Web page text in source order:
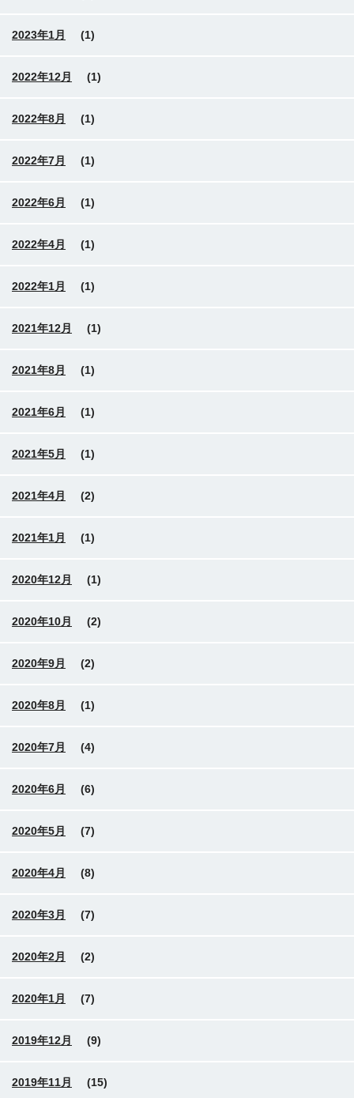
2023年1月 (1)
2022年12月 (1)
2022年8月 (1)
2022年7月 (1)
2022年6月 (1)
2022年4月 (1)
2022年1月 (1)
2021年12月 (1)
2021年8月 (1)
2021年6月 (1)
2021年5月 (1)
2021年4月 (2)
2021年1月 (1)
2020年12月 (1)
2020年10月 (2)
2020年9月 (2)
2020年8月 (1)
2020年7月 (4)
2020年6月 (6)
2020年5月 (7)
2020年4月 (8)
2020年3月 (7)
2020年2月 (2)
2020年1月 (7)
2019年12月 (9)
2019年11月 (15)